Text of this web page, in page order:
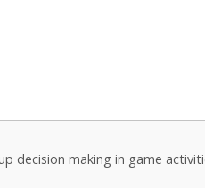
decision making in game